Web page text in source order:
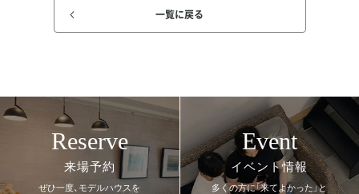
一覧に戻る
Reserve
来場予約
ぜひ一度、モデルハウスを
Event
イベント情報
多くの方に「来てよかった」と